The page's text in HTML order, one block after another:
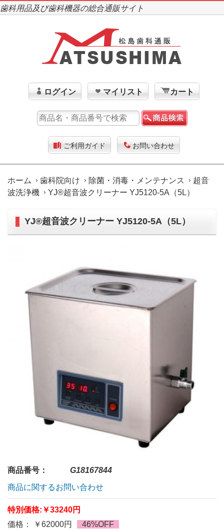
歯科用品及び歯科機器の総合通販サイト
ログイン マイリスト カート
ご利用ガイド お問い合わせ
ホーム 歯科院向け 除菌・消毒・メンテナンス
超音
波洗浄機
YJ®超音波クリーナー YJ5120-5A（5L）
YJ®超音波クリーナー YJ5120-5A（5L）
商品番号：
G18167844
商品に関するお問い合わせ
特別価格: ￥33240円
価格： ￥62000円
46%OFF